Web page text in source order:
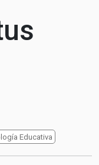
Educativa